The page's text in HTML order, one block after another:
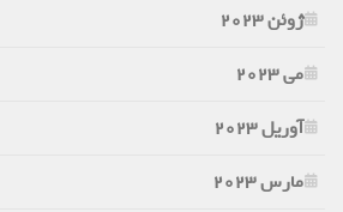
ژوئن 2023
می 2023
آوریل 2023
مارس 2023